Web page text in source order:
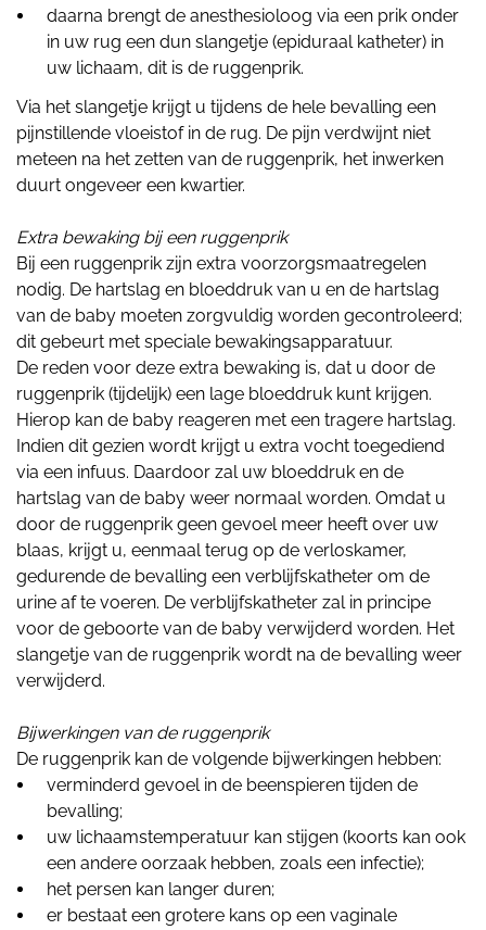
daarna brengt de anesthesioloog via een prik onder
in uw rug een dun slangetje (epiduraal katheter) in
uw lichaam, dit is de ruggenprik.
Via het slangetje krijgt u tijdens de hele bevalling een
pijnstillende vloeistof in de rug. De pijn verdwijnt niet
meteen na het zetten van de ruggenprik, het inwerken
duurt ongeveer een kwartier.
Extra bewaking bij een ruggenprik
Bij een ruggenprik zijn extra voorzorgsmaatregelen
nodig. De hartslag en bloeddruk van u en de hartslag
van de baby moeten zorgvuldig worden gecontroleerd;
dit gebeurt met speciale bewakingsapparatuur.
De reden voor deze extra bewaking is, dat u door de
ruggenprik (tijdelijk) een lage bloeddruk kunt krijgen.
Hierop kan de baby reageren met een tragere hartslag.
Indien dit gezien wordt krijgt u extra vocht toegediend
via een infuus. Daardoor zal uw bloeddruk en de
hartslag van de baby weer normaal worden. Omdat u
door de ruggenprik geen gevoel meer heeft over uw
blaas, krijgt u, eenmaal terug op de verloskamer,
gedurende de bevalling een verblijfskatheter om de
urine af te voeren. De verblijfskatheter zal in principe
voor de geboorte van de baby verwijderd worden. Het
slangetje van de ruggenprik wordt na de bevalling weer
verwijderd.
Bijwerkingen van de ruggenprik
De ruggenprik kan de volgende bijwerkingen hebben:
verminderd gevoel in de beenspieren tijden de
bevalling;
uw lichaamstemperatuur kan stijgen (koorts kan ook
een andere oorzaak hebben, zoals een infectie);
het persen kan langer duren;
er bestaat een grotere kans op een vaginale